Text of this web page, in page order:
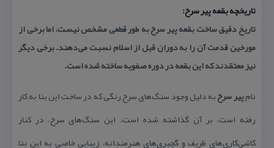
تاریخچه بقعه پیر سرخ:
تاریخ دقیق ساخت بقعه پیر سرخ به طور قطعی مشخص نیست، اما برخی از
مورخین قدمت آن را به دوران قبل از اسلام نسبت می‌دهند. برخی دیگر
نیز معتقدند كه این بقعه در دوره صفویه ساخته شده است.
نامپیر سرخبه دلیل وجود سنگ‌های سرخ رنگی كه در ساخت این بنا به كار
رفته است، بر آن گذاشته شده است. این سنگ‌های سرخ، در كنار
كاشی‌كاری‌های ظریف و گچبری‌های هنرمندانه، زیبایی خاصی به این بنا